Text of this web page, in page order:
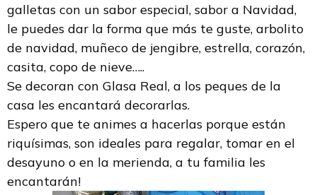
galletas con un sabor especial, sabor a Navidad,
le puedes dar la forma que más te guste, arbolito
de navidad, muñeco de jengibre, estrella, corazón,
casita, copo de nieve…..
Se decoran con Glasa Real, a los peques de la
casa les encantará decorarlas.
Espero que te animes a hacerlas porque están
riquísimas, son ideales para regalar, tomar en el
desayuno o en la merienda, a tu familia les
encantarán!